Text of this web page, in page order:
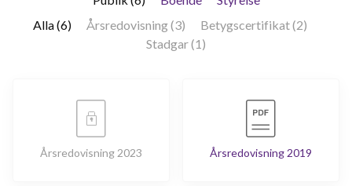
Alla (6)
Årsredovisning (3)
Betygscertifikat (2)
Stadgar (1)
Årsredovisning 2023 Årsredovisning 2019